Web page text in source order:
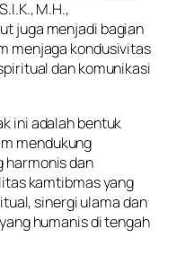
M.H.,
juga menjadi bagian
menjaga kondusivitas
dan komunikasi
ini adalah bentuk
mendukung
harmonis dan
kamtibmas yang
sinergi ulama dan
humanis di tengah